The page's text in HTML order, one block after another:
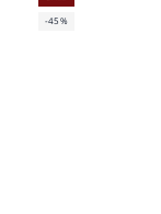
-45%